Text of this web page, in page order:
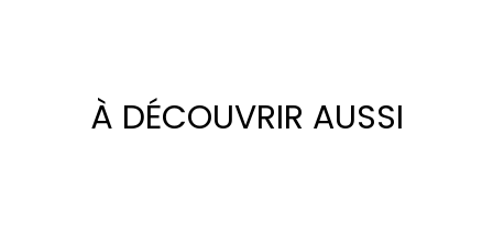
À DÉCOUVRIR AUSSI